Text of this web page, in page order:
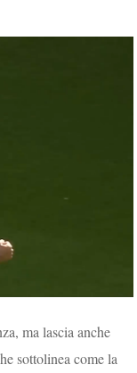
ma lascia anche
sottolinea come la